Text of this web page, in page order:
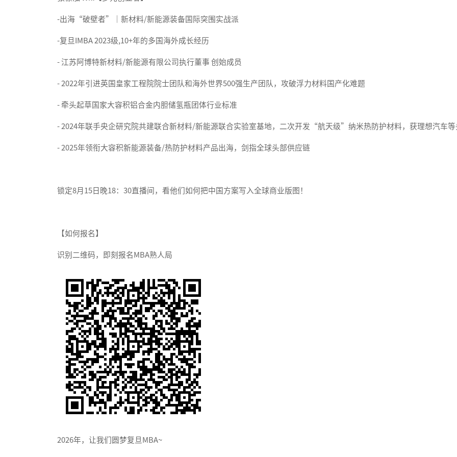
-出海“破壁者”｜新材料/新能源装备国际突围实战派
-复旦IMBA 2023级,10+年的多国海外成长经历
- 江苏阿博特新材料/新能源有限公司执行董事 创始成员
- 2022年引进英国皇家工程院院士团队和海外世界500强生产团队，攻破浮力材料国产化难题
- 牵头起草国家大容积铝合金内胆储氢瓶团体行业标准
- 2024年联手央企研究院共建联合新材料/新能源联合实验室基地，二次开发“航天级”纳米热防护材料，获理想汽车
- 2025年领衔大容积新能源装备/热防护材料产品出海，剑指全球头部供应链
锁定8月15日晚18：30直播间，看他们如何把中国方案写入全球商业版图！
‍【如何报名】
识别二维码，即刻报名MBA熟人局
2026年，让我们圆梦复旦MBA~